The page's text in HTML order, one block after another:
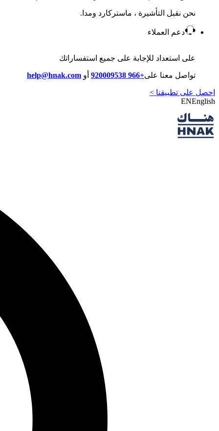
نحن نقبل التأشيرة ، ماستركارد ومدا.
دعم العملاء
على استعداد للإجابة على جميع استفساراتك
تواصل معنا على+966 920009538 أو help@hnak.com
احصل على تطبيقنا >
ENEnglish